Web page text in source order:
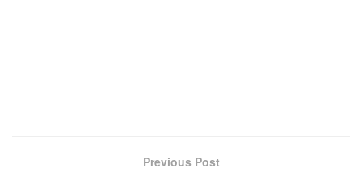
Previous Post